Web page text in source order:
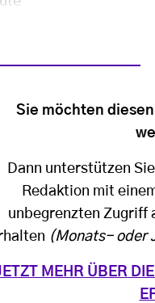
Sie möchten
Dann unterstützen
Redaktion mit
unbegrenzten Zugriff
(Monats- oder
MEHR ÜBER